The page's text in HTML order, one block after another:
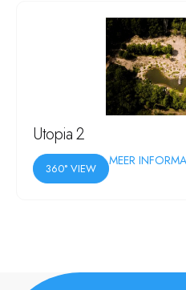
Utopia 2
360° VIEW
MEER